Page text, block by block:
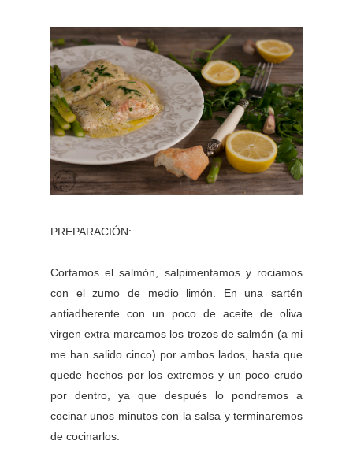
PREPARACIÓN:
Cortamos el salmón, salpimentamos y rociamos
con el zumo de medio limón. En una sartén
antiadherente con un poco de aceite de oliva
virgen extra marcamos los trozos de salmón (a mi
me han salido cinco) por ambos lados, hasta que
quede hechos por los extremos y un poco crudo
por dentro, ya que después lo pondremos a
cocinar unos minutos con la salsa y terminaremos
de cocinarlos.